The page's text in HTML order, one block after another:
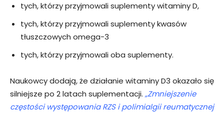
tych, którzy przyjmowali suplementy witaminy D,
tych, którzy przyjmowali suplementy kwasów
tłuszczowych omega-3
tych, którzy przyjmowali oba suplementy.
Naukowcy dodają, że działanie witaminy D3 okazało się
silniejsze po 2 latach suplementacji. „Zmniejszenie
częstości występowania RZS i polimialgii reumatycznej